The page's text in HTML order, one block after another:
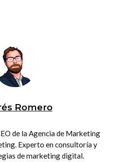
Romero
de la Agencia de Marketing
Experto en consultoría y
de marketing digital.